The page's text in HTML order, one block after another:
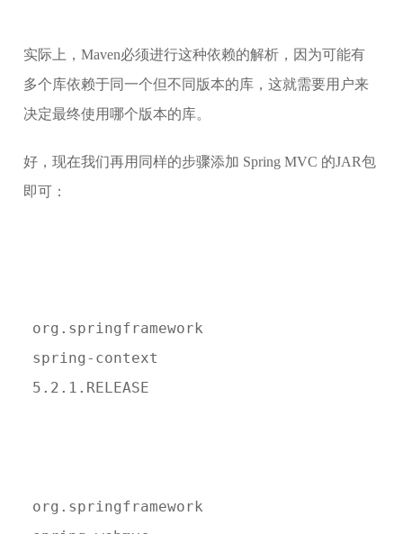
实际上，Maven必须进行这种依赖的解析，因为可能有
多个库依赖于同一个但不同版本的库，这就需要用户来
决定最终使用哪个版本的库。
好，现在我们再用同样的步骤添加 Spring MVC 的JAR包
即可：
org.springframework
spring-context
5.2.1.RELEASE
org.springframework